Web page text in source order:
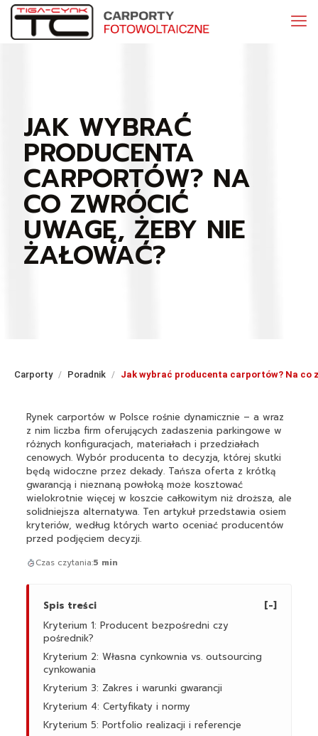
JAK WYBRAĆ
PRODUCENTA
CARPORTÓW? NA
CO ZWRÓCIĆ
UWAGĘ, ŻEBY NIE
ŻAŁOWAĆ?
Carporty / Poradnik / Jak wybrać producenta carportów? Na co
Rynek carportów w Polsce rośnie dynamicznie – a wraz
z nim liczba firm oferujących zadaszenia parkingowe w
różnych konfiguracjach, materiałach i przedziałach
cenowych. Wybór producenta to decyzja, której skutki
będą widoczne przez dekady. Tańsza oferta z krótką
gwarancją i nieznaną powłoką może kosztować
wielokrotnie więcej w koszcie całkowitym niż droższa, ale
solidniejsza alternatywa. Ten artykuł przedstawia osiem
kryteriów, według których warto oceniać producentów
przed podjęciem decyzji.
Czas czytania:5 min
Spis treści
[-]
Kryterium 1: Producent bezpośredni czy
pośrednik?
Kryterium 2: Własna cynkownia vs. outsourcing
cynkowania
Kryterium 3: Zakres i warunki gwarancji
Kryterium 4: Certyfikaty i normy
Kryterium 5: Portfolio realizacji i referencje